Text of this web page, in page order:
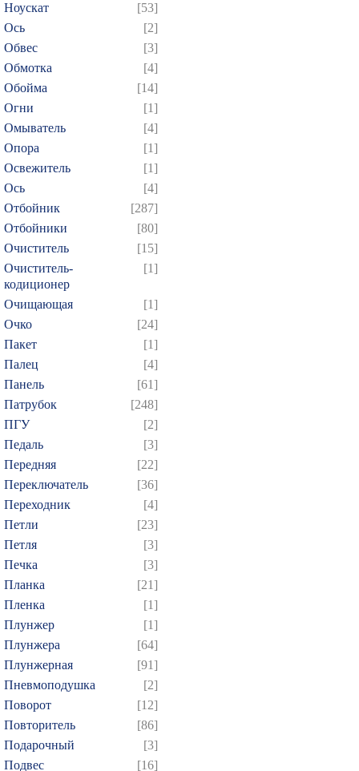
Ноускат
[53]
Оcь
[2]
Обвес
[3]
Обмотка
[4]
Обойма
[14]
Огни
[1]
Омыватель
[4]
Опора
[1]
Освежитель
[1]
Ось
[4]
Отбойник
[287]
Отбойники
[80]
Очиститель
[15]
Очиститель-
кодиционер
[1]
Очищающая
[1]
Очко
[24]
Пакет
[1]
Палец
[4]
Панель
[61]
Патрубок
[248]
ПГУ
[2]
Педаль
[3]
Передняя
[22]
Переключатель
[36]
Переходник
[4]
Петли
[23]
Петля
[3]
Печка
[3]
Планка
[21]
Пленка
[1]
Плунжер
[1]
Плунжера
[64]
Плунжерная
[91]
Пневмоподушка
[2]
Поворот
[12]
Повторитель
[86]
Подарочный
[3]
Подвес
[16]